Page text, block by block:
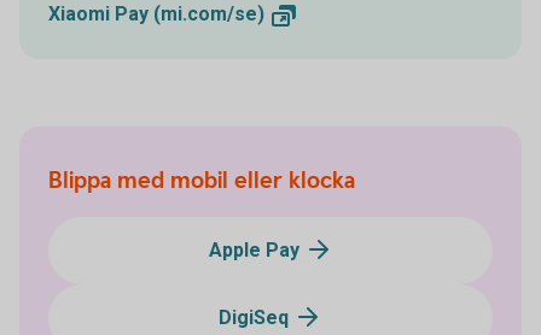
Xiaomi Pay (mi.com/se)
Blippa med mobil eller klocka
Apple Pay
DigiSeq